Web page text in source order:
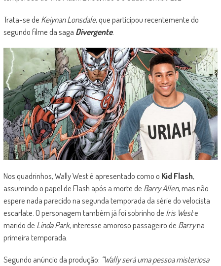
Trata-se de Keiynan Lonsdale, que participou recentemente do
segundo filme da saga Divergente.
Nos quadrinhos, Wally West é apresentado como o Kid Flash,
assumindo o papel de Flash após a morte de Barry Allen, mas não
espere nada parecido na segunda temporada da série do velocista
escarlate. O personagem também já foi sobrinho de Iris Weste
marido de Linda Park, interesse amoroso passageiro de Barryna
primeira temporada.
Segundo anúncio da produção: “Wally será uma pessoa misteriosa